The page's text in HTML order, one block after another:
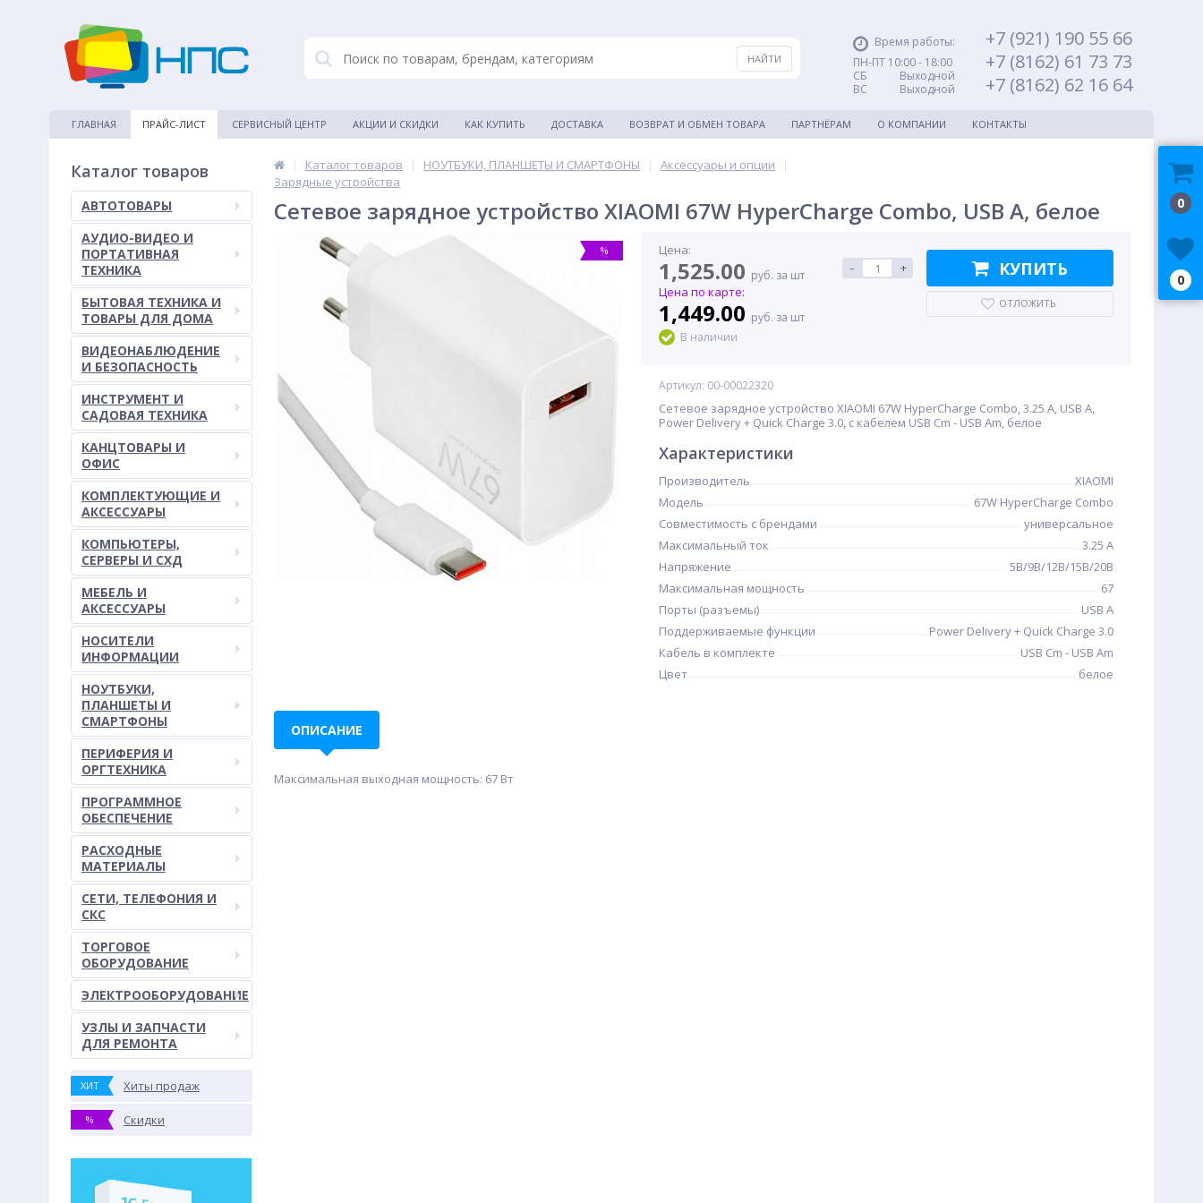
Время работы:
ПН-ПТ 10:00 - 18:00
СБ Выходной
ВС Выходной
+7 (921) 190 55 66
+7 (8162) 61 73 73
+7 (8162) 62 16 64
ГЛАВНАЯ ПРАЙС-ЛИСТ СЕРВИСНЫЙ ЦЕНТР АКЦИИ И СКИДКИ КАК КУПИТЬ ДОСТАВКА ВОЗВРАТ И ОБМЕН ТОВАРА ПАРТНЁРАМ О КОМПАНИИ КОНТАКТЫ
Каталог товаров
АВТОТОВАРЫ
АУДИО-ВИДЕО И
ПОРТАТИВНАЯ
ТЕХНИКА
БЫТОВАЯ ТЕХНИКА И
ТОВАРЫ ДЛЯ ДОМА
ВИДЕОНАБЛЮДЕНИЕ
И БЕЗОПАСНОСТЬ
ИНСТРУМЕНТ И
САДОВАЯ ТЕХНИКА
КАНЦТОВАРЫ И
ОФИС
КОМПЛЕКТУЮЩИЕ И
АКСЕССУАРЫ
КОМПЬЮТЕРЫ,
СЕРВЕРЫ И СХД
МЕБЕЛЬ И
АКСЕССУАРЫ
НОСИТЕЛИ
ИНФОРМАЦИИ
НОУТБУКИ,
ПЛАНШЕТЫ И
СМАРТФОНЫ
ПЕРИФЕРИЯ И
ОРГТЕХНИКА
ПРОГРАММНОЕ
ОБЕСПЕЧЕНИЕ
РАСХОДНЫЕ
МАТЕРИАЛЫ
СЕТИ, ТЕЛЕФОНИЯ И
СКС
ТОРГОВОЕ
ОБОРУДОВАНИЕ
ЭЛЕКТРООБОРУДОВАНИЕ
УЗЛЫ И ЗАПЧАСТИ
ДЛЯ РЕМОНТА
ХИТ Хиты продаж
% Скидки
| Каталог товаров | НОУТБУКИ, ПЛАНШЕТЫ И СМАРТФОНЫ | Аксессуары и опции
|
Зарядные устройства
Сетевое зарядное устройство XIAOMI 67W HyperCharge Combo, USB A, белое
% Цена:
1,525.00 руб. за шт
Цена по карте:
1,449.00 руб. за шт
В наличии
- + КУПИТЬ
ОТЛОЖИТЬ
Артикул: 00-00022320
Сетевое зарядное устройство XIAOMI 67W HyperCharge Combo, 3.25 А, USB A,
Power Delivery + Quick Charge 3.0, с кабелем USB Cm - USB Am, белое
Характеристики
Производитель
XIAOMI
Модель
67W HyperCharge Combo
Совместимость с брендами
универсальное
Максимальный ток
3.25 А
Напряжение
5В/9В/12В/15В/20В
Максимальная мощность
67
Порты (разъемы)
USB A
Поддерживаемые функции
Power Delivery + Quick Charge 3.0
Кабель в комплекте
USB Cm - USB Am
Цвет
белое
ОПИСАНИЕ
Максимальная выходная мощность: 67 Вт
0
0